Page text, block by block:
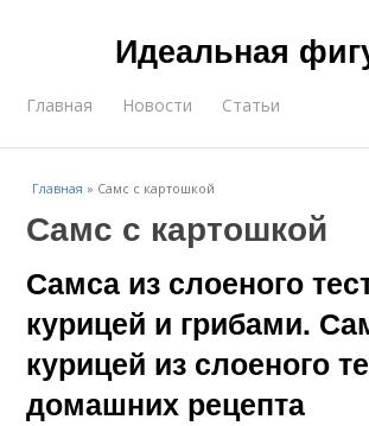
Идеальная
Главная Новости Статьи
Главная » Самс с картошкой
Самс с картошкой
Самса из слоеного
курицей и грибами.
курицей из слоеного
домашних рецепта